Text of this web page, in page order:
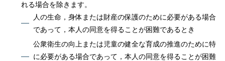
れる場合を除きます。
人の生命，身体または財産の保護のために必要がある場合
であって，本人の同意を得ることが困難であるとき
公衆衛生の向上または児童の健全な育成の推進のために特
に必要がある場合であって，本人の同意を得ることが困難